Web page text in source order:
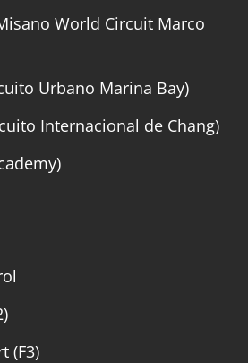
World Circuit Marco
Urbano Marina Bay)
Internacional de Chang)
(F3)